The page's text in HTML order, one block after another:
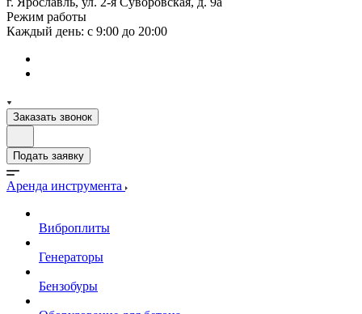
Режим работы
Каждый день: с 9:00 до 20:00
Заказать звонок
Подать заявку
Аренда инструмента
Виброплиты
Генераторы
Бензобуры